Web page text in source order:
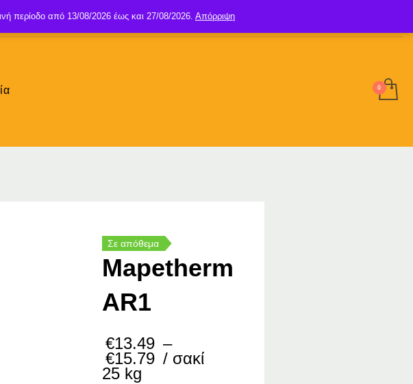
SIGN UP LOGIN
Σε απόθεμα
Mapetherm
AR1
€13.49 –
€15.79 Price
/ σακί
25 kg
περίοδο από 13/08/2026 έως και 27/08/2026. Απόρριψη